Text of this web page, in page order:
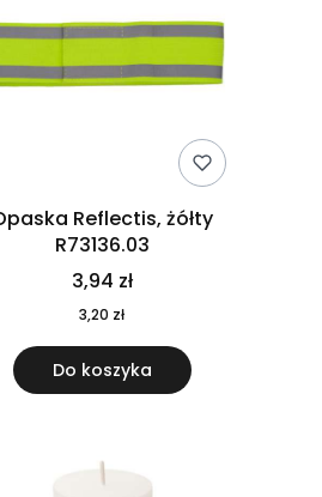
Reflectis, żółty
R73136.03
3,94 zł
3,20 zł
Do koszyka